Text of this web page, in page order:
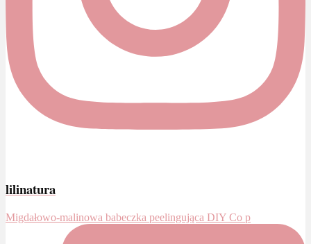
lilinatura
Migdałowo-malinowa babeczka peelingująca DIY Co p